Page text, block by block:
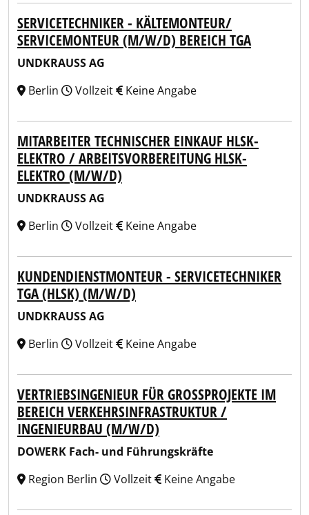
SERVICETECHNIKER - KÄLTEMONTEUR/
SERVICEMONTEUR (M/W/D) BEREICH TGA
UNDKRAUSS AG
Berlin
Vollzeit Keine Angabe
MITARBEITER TECHNISCHER EINKAUF HLSK-
ELEKTRO / ARBEITSVORBEREITUNG HLSK-
ELEKTRO (M/W/D)
UNDKRAUSS AG
Berlin
Vollzeit Keine Angabe
KUNDENDIENSTMONTEUR - SERVICETECHNIKER
TGA (HLSK) (M/W/D)
UNDKRAUSS AG
Berlin
Vollzeit Keine Angabe
VERTRIEBSINGENIEUR FÜR GROSSPROJEKTE IM B
EREICH VERKEHRSINFRASTRUKTUR / I
NGENIEURBAU (M/W/D)
DOWERK Fach- und Führungskräfte
Region Berlin
Vollzeit Keine Angabe